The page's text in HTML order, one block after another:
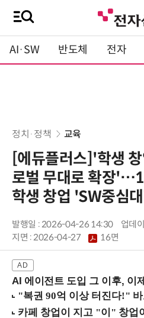
AI·SW 반도체 전자
정치·정책 교육
[에듀플러스]'학생
로벌 무대로 확장
학생 창업 'SW중심
발행일 : 2026-04-26 14:30
업데
지면 :2026-04-27 16면
AI 에이전트 도입 그 이후, 이제